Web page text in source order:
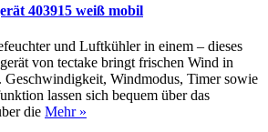
403915 weiß mobil
und Luftkühler in einem – dieses
von tectake bringt frischen Wind in
Geschwindigkeit, Windmodus, Timer sowie
lassen sich bequem über das
die Mehr »